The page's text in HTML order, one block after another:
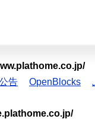
告 OpenBlocks